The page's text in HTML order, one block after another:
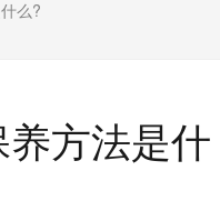
么?
方法是什